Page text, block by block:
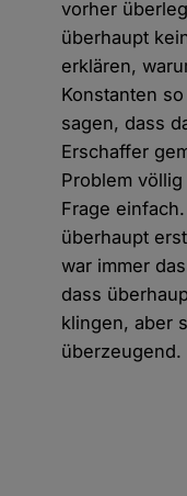
vorher
überhaupt
erklären,
Konstanten
sagen, dass
Erschaffer
Problem
Frage
überhaupt
war immer
dass
klingen, aber
überzeugend.